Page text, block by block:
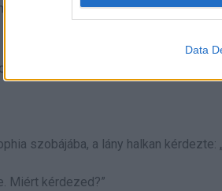
Data
mosogatott. Sophia felment a
a szemed.”
szobájába, a lány halkan kérdezte:
Miért kérdezed?”